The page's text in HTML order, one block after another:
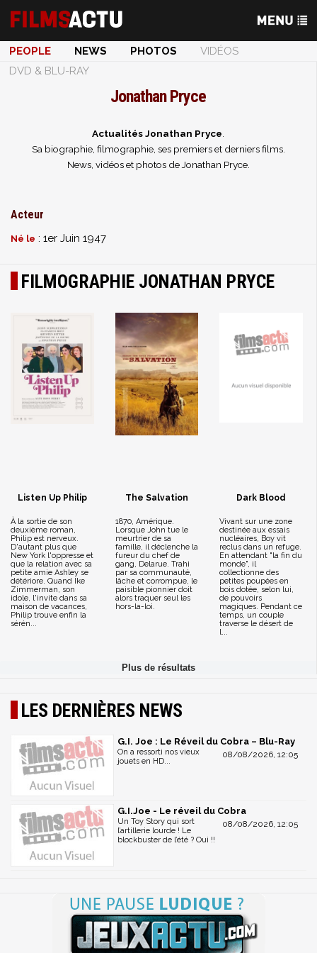
PEOPLE NEWS PHOTOS
VIDÉOS
DVD & BLU-RAY
Jonathan Pryce
Actualités Jonathan Pryce
Sa biographie, filmographie, ses premiers et derniers films.
News, vidéos et photos de Jonathan Pryce.
Acteur
Né le : 1er Juin 1947
FILMOGRAPHIE JONATHAN PRYCE
Listen Up Philip
À la sortie de son
deuxième roman,
Philip est nerveux.
D'autant plus que
New York l'oppresse et
que la relation avec sa
petite amie Ashley se
détériore. Quand Ike
Zimmerman, son
idole, l'invite dans sa
maison de vacances,
Philip trouve enfin la
sérén...
The Salvation
1870, Amérique.
Lorsque John tue le
meurtrier de sa
famille, il déclenche la
fureur du chef de
gang, Delarue. Trahi
par sa communauté,
lâche et corrompue, le
paisible pionnier doit
alors traquer seul les
hors-la-loi.
Dark Blood
Vivant sur une zone
destinée aux essais
nucléaires, Boy vit
reclus dans un refuge.
En attendant "la fin du
monde", il
collectionne des
petites poupées en
bois dotée, selon lui,
de pouvoirs
magiques. Pendant ce
temps, un couple
traverse le désert de
l...
LES DERNIÈRES NEWS
G.I. Joe : Le Réveil du Cobra – Blu-Ray
08/08/2026, 12:05
On a ressorti nos vieux
jouets en HD...
G.I.Joe - Le réveil du Cobra
08/08/2026, 12:05
Un Toy Story qui sort
l’artillerie lourde ! Le
blockbuster de l’été ? Oui !!